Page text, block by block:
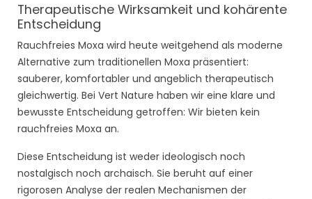
Therapeutische Wirksamkeit und kohärente
Entscheidung
Rauchfreies Moxa wird heute weitgehend als moderne
Alternative zum traditionellen Moxa präsentiert:
sauberer, komfortabler und angeblich therapeutisch
gleichwertig. Bei Vert Nature haben wir eine klare und
bewusste Entscheidung getroffen: Wir bieten kein
rauchfreies Moxa an.
Diese Entscheidung ist weder ideologisch noch
nostalgisch noch archaisch. Sie beruht auf einer
rigorosen Analyse der realen Mechanismen der